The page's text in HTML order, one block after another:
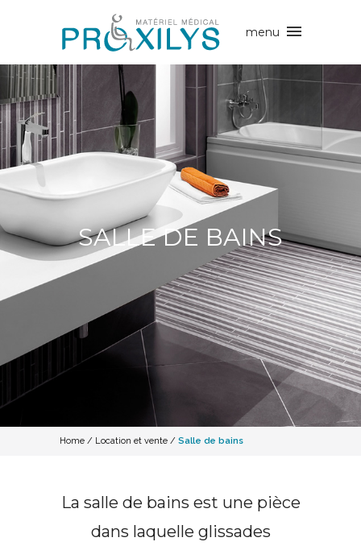
SALLE DE BAINS
Home / Location et vente / Salle de bains
La salle de bains est une pièce
dans laquelle glissades